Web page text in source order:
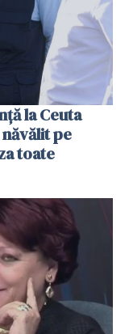
la Ceuta
pe
toate